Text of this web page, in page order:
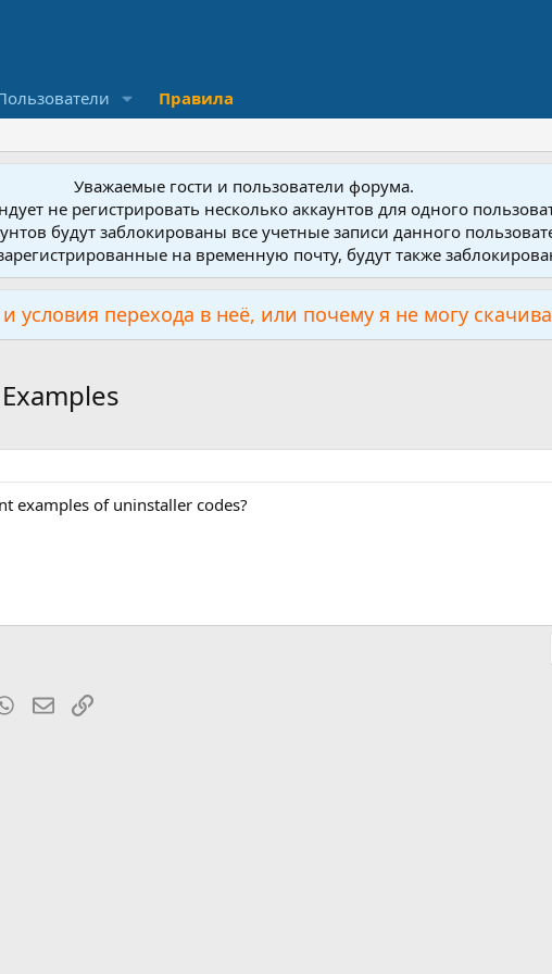
Правила
Уважаемые гости и пользователи форума.
не регистрировать несколько аккаунтов для одного
будут заблокированы все учетные записи данного
на временную почту, будут также
условия перехода в неё, или почему я не могу
examples of uninstaller codes?
WhatsApp
Электронная почта
Ссылка